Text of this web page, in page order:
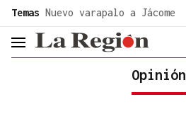
Temas Nuevo varapalo a Jácome
header.menu.open
Opinión